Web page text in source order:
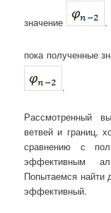
значение .
пока полученные
.
Рассмотренный
ветвей и границ,
сравнению с
эффективным
Попытаемся найти
эффективный.